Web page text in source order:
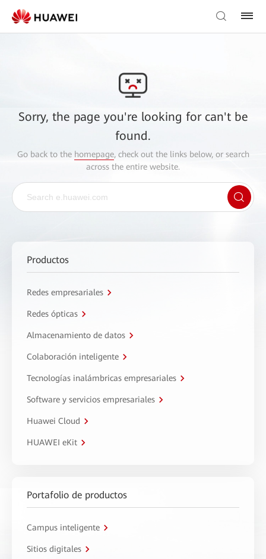
Sorry, the page you're looking for can't be
found.
Go back to the homepage, check out the links below, or search
across the entire website.
Productos
Redes empresariales
Redes ópticas
Almacenamiento de datos
Colaboración inteligente
Tecnologías inalámbricas empresariales
Software y servicios empresariales
Huawei Cloud
HUAWEI eKit
Portafolio de productos
Campus inteligente
Sitios digitales